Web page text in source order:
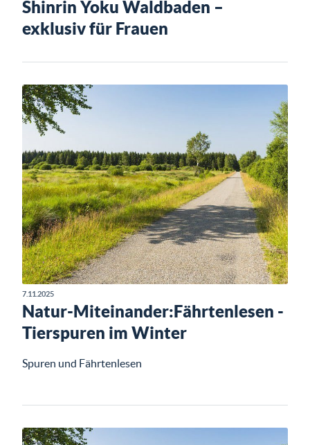
Shinrin Yoku Waldbaden –
exklusiv für Frauen
7.11.2025
Natur-Miteinander:Fährtenlesen -
Tierspuren im Winter
Spuren und Fährtenlesen